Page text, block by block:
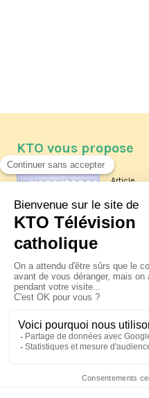
KTO vous propose
Article
Les
La
XIV à
jeudi 6
Le
Pérou